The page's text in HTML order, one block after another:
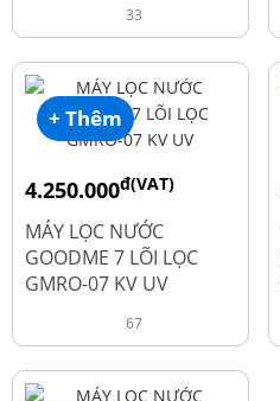
33
+ Thêm
4.250.000đ(VAT)
6.050.000
MÁY LỌC NƯỚC
GOODME 7 LÕI LỌC
GMRO-07 KV UV
67